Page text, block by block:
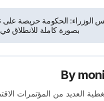
الوزراء: الحكومة حريصة على
بصورة كاملة للانطلاق في
By
من 13 عامًا. شاركت في تغطية العديد من